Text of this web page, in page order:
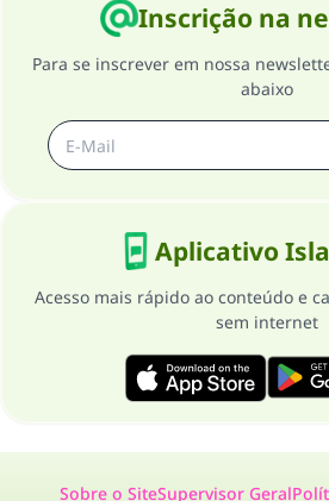
Inscrição na
Para se inscrever em nossa
abaixo
Aplicativo
Acesso mais rápido ao conteúdo e
sem internet
Sobre o SiteSupervisor Geral